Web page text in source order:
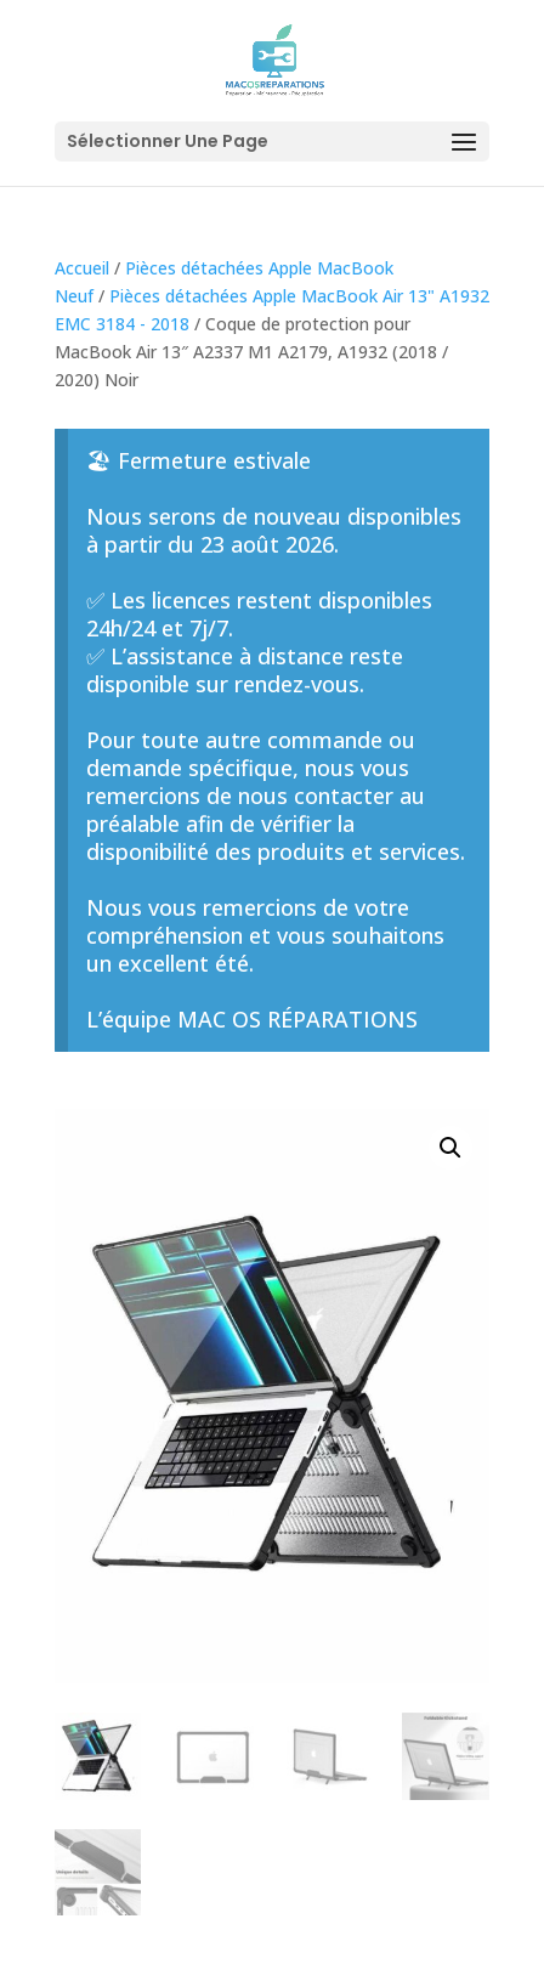
Sélectionner Une Page
Accueil / Pièces détachées Apple MacBook
Neuf/ Pièces détachées Apple MacBook Air 13" A1932
EMC 3184 - 2018 / Coque de protection pour
MacBook Air 13″ A2337 M1 A2179, A1932 (2018 /
2020) Noir
🏖️ Fermeture estivale
Nous serons de nouveau disponibles
à partir du 23 août 2026.
✅ Les licences restent disponibles
24h/24 et 7j/7.
✅ L’assistance à distance reste
disponible sur rendez-vous.
Pour toute autre commande ou
demande spécifique, nous vous
remercions de nous contacter au
préalable afin de vérifier la
disponibilité des produits et services.
Nous vous remercions de votre
compréhension et vous souhaitons
un excellent été.
L’équipe MAC OS RÉPARATIONS